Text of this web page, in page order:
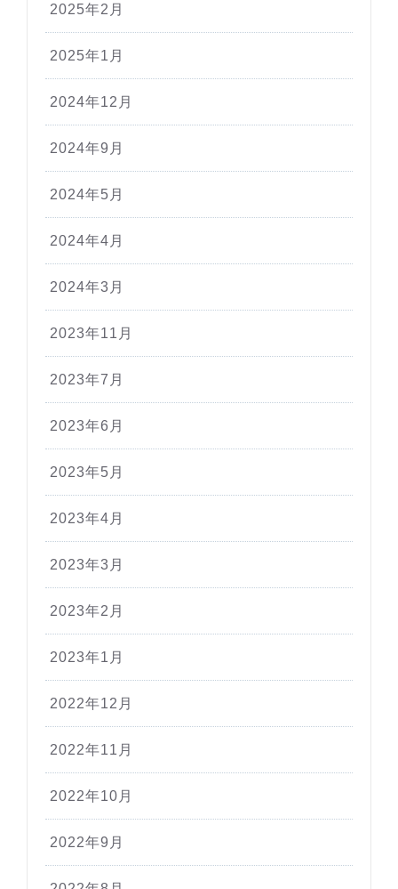
2025年2月
2025年1月
2024年12月
2024年9月
2024年5月
2024年4月
2024年3月
2023年11月
2023年7月
2023年6月
2023年5月
2023年4月
2023年3月
2023年2月
2023年1月
2022年12月
2022年11月
2022年10月
2022年9月